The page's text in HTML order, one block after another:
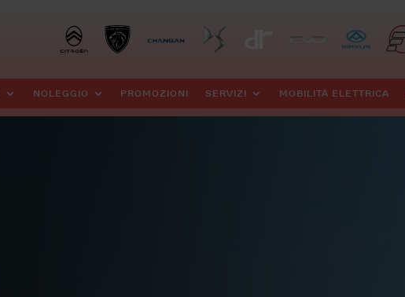
NOLEGGIO PROMOZIONI SERVIZI MOBILITÀ ELETTRICA